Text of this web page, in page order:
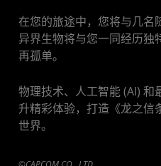
在您的旅途中，您将与几名
异界生物将与您一同经历独
再孤单。
物理技术、人工智能 (AI) 和
升精彩体验，打造《龙之信
世界。